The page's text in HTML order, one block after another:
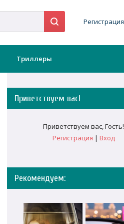
Регистрация
Триллеры
Приветствуем вас!
Приветствуем вас,Гость!
Регистрация | Вход
Рекомендуем: